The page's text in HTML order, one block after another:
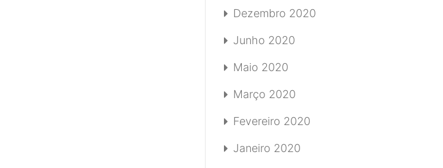
Dezembro 2020
Junho 2020
Maio 2020
Março 2020
Fevereiro 2020
Janeiro 2020